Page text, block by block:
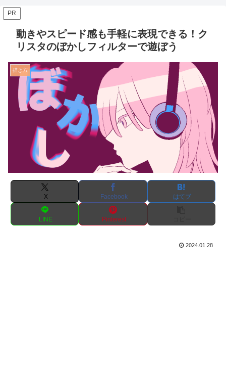
PR
動きやスピード感も手軽に表現できる！ク
リスタのぼかしフィルターで遊ぼう
描き方
X Facebook はてブ
LINE Pinterest
2024.01.28